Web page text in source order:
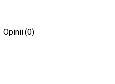
Opinii (0)